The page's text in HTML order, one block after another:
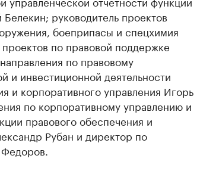
руководитель проектов
боеприпасы и спецхимия
по правовой поддержке
по правовому
инвестиционной деятельности
и корпоративного управления Игорь
по корпоративному управлению и
правового обеспечения и
Рубан и директор по